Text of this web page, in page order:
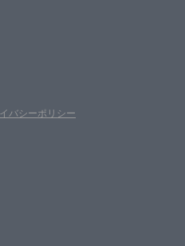
バシーポリシー